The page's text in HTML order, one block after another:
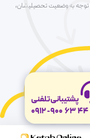
پشتیبانی تلفنی
0912-900 6344
توجه به وضعیت تحصیلیشان،